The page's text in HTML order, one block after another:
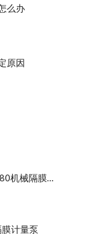
么办
原因
SEKO赛高MS1C165A**C4080机械隔膜计量泵
计量泵